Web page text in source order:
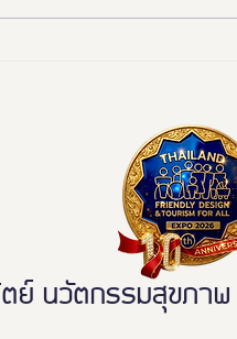
เหลื่อมล้ำ สู่การเข้าถึ
สาธารณะอย่างเท่าเ
ย์ นวัตกรรมสุขภาพ